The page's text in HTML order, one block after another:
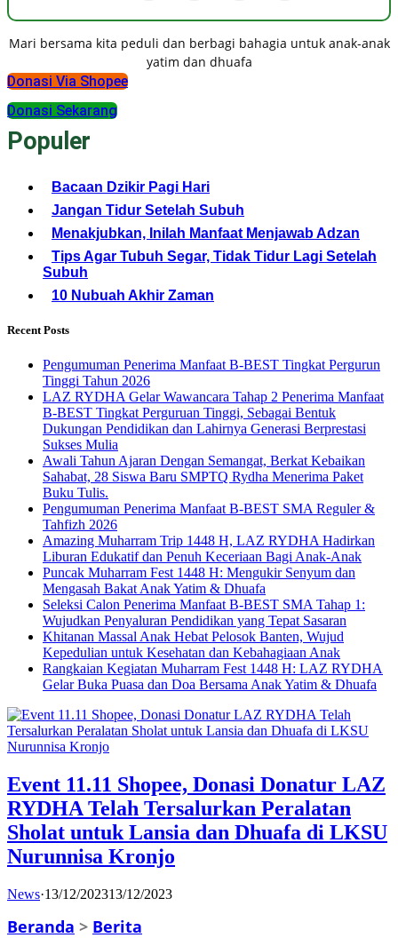
Mari bersama kita peduli dan berbagi bahagia untuk anak-anak
yatim dan dhuafa
Donasi Via Shopee
Donasi Sekarang
Populer
Bacaan Dzikir Pagi Hari
Jangan Tidur Setelah Subuh
Menakjubkan, Inilah Manfaat Menjawab Adzan
Tips Agar Tubuh Segar, Tidak Tidur Lagi Setelah
Subuh
10 Nubuah Akhir Zaman
Recent Posts
Pengumuman Penerima Manfaat B-BEST Tingkat Pergurun
Tinggi Tahun 2026
LAZ RYDHA Gelar Wawancara Tahap 2 Penerima Manfaat
B-BEST Tingkat Perguruan Tinggi, Sebagai Bentuk
Dukungan Pendidikan dan Lahirnya Generasi Berprestasi
Sukses Mulia
Awali Tahun Ajaran Dengan Semangat, Berkat Kebaikan
Sahabat, 28 Siswa Baru SMPTQ Rydha Menerima Paket
Buku Tulis.
Pengumuman Penerima Manfaat B-BEST SMA Reguler &
Tahfizh 2026
Amazing Muharram Trip 1448 H, LAZ RYDHA Hadirkan
Liburan Edukatif dan Penuh Keceriaan Bagi Anak-Anak
Puncak Muharram Fest 1448 H: Mengukir Senyum dan
Mengasah Bakat Anak Yatim & Dhuafa
Seleksi Calon Penerima Manfaat B-BEST SMA Tahap 1:
Wujudkan Penyaluran Pendidikan yang Tepat Sasaran
Khitanan Massal Anak Hebat Pelosok Banten, Wujud
Kepedulian untuk Kesehatan dan Kebahagiaan Anak
Rangkaian Kegiatan Muharram Fest 1448 H: LAZ RYDHA
Gelar Buka Puasa dan Doa Bersama Anak Yatim & Dhuafa
Event 11.11 Shopee, Donasi Donatur LAZ
RYDHA Telah Tersalurkan Peralatan
Sholat untuk Lansia dan Dhuafa di LKSU
Nurunnisa Kronjo
News·13/12/202313/12/2023
Beranda > Berita